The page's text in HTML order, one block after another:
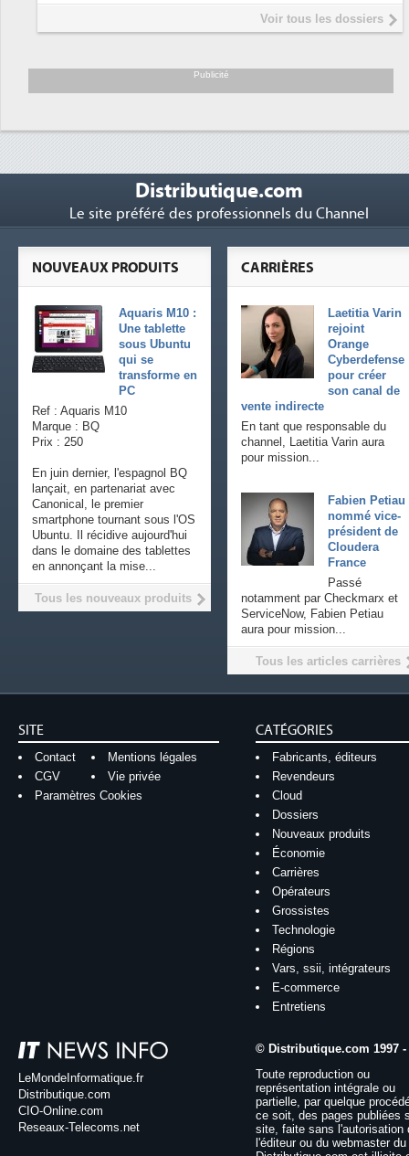
Interview de Fabrice Coquio,
président de Digital Realty...
soutient les...
Voir tous les dossiers
Publicité
Distributique.com
Le site préféré des professionnels du Channel
CARRIÈRES
Laetitia Varin
rejoint
Orange
Cyberdefense
pour créer
son canal de
vente indirecte
En tant que responsable du
channel, Laetitia Varin aura
pour mission...
Fabien Petiau
nommé vice-
président de
Cloudera
France
Passé
notamment par Checkmarx et
ServiceNow, Fabien Petiau
aura pour mission...
Tous les articles carrières
NOUVEAUX PRODUITS
Aquaris M10 :
Une tablette
sous Ubuntu
qui se
transforme en
PC
Ref : Aquaris M10
Marque : BQ
Prix : 250
En juin dernier, l'espagnol BQ
lançait, en partenariat avec
Canonical, le premier
smartphone tournant sous l'OS
Ubuntu. Il récidive aujourd'hui
dans le domaine des tablettes
en annonçant la mise...
Tous les nouveaux produits
SITE
Contact
Mentions légales
CGV
Vie privée
Paramètres Cookies
CATÉGORIES
Fabricants, éditeurs
Revendeurs
Cloud
Dossiers
Nouveaux produits
Économie
Carrières
Opérateurs
Grossistes
Technologie
Régions
Vars, ssii, intégrateurs
E-commerce
Entretiens
LeMondeInformatique.fr
Distributique.com
CIO-Online.com
Reseaux-Telecoms.net
© Distributique.com 1997 -
Toute reproduction ou
représentation intégrale ou
partielle, par quelque
ce soit, des pages publiées
site, faite sans l'autorisation
l'éditeur ou du webmaster